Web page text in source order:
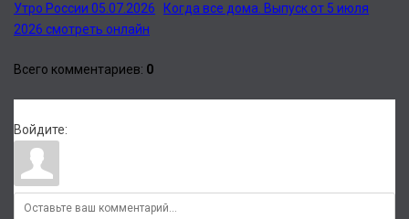
Утро России 05.07.2026
Когда все дома. Выпуск от 5 июля
2026 смотреть онлайн
Всего комментариев: 0
Войдите: